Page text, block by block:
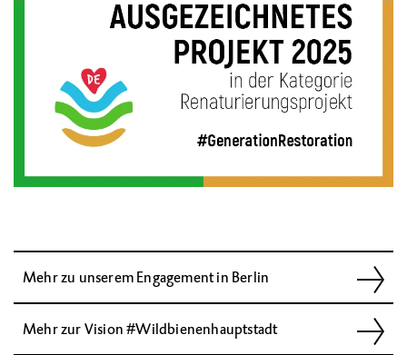
Mehr zu unserem Engagement in Berlin
Mehr zur Vision #Wildbienenhauptstadt